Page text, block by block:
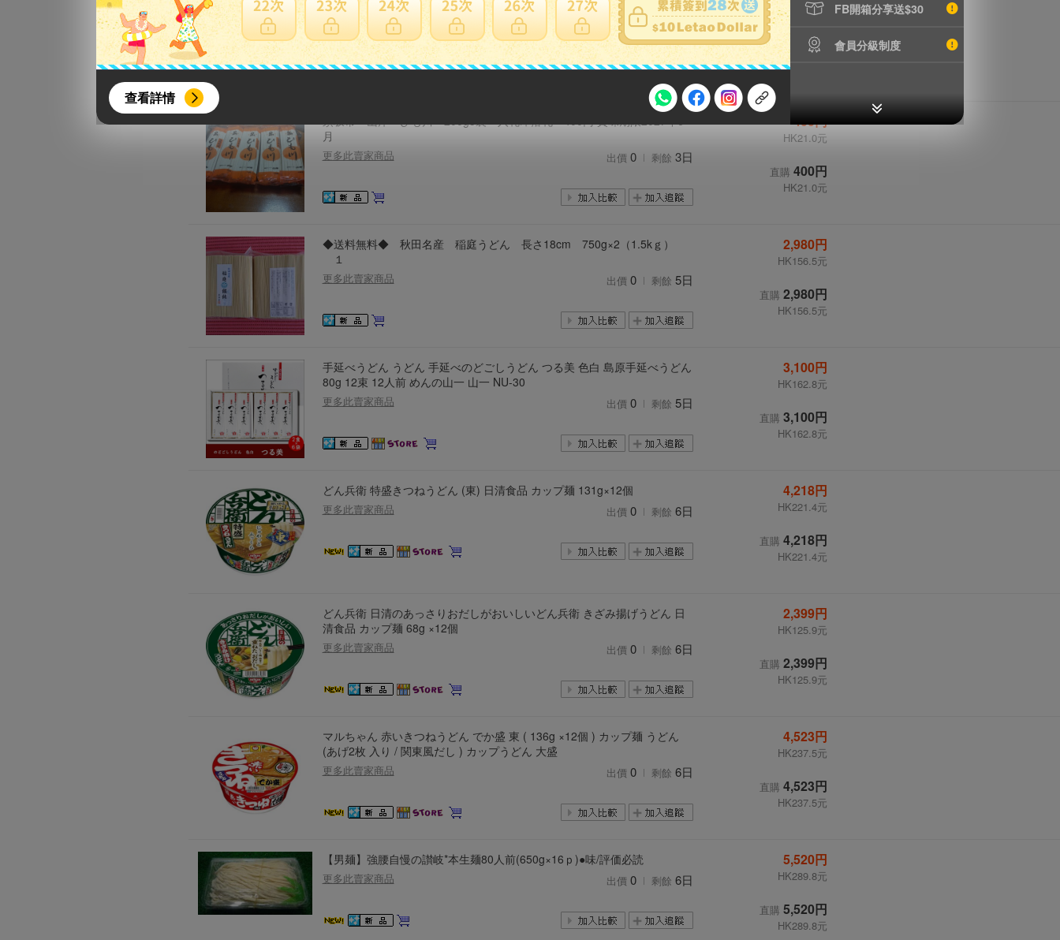
活動期間：
2026年8月1日上午00:00開始至2026年8月31日晚上23:59結束。
每人單一帳號每日只可簽到1次，逾期不得補簽。
本月每完成簽到7次
本月簽到活動最多可獲得「$40 Letao Dollar」。
會員需完成手機認證才可參加本活動，若要參加APP加碼活動，可掃瞄QRcode下載APP。
Letao Dollar使用規則：
Letao Dollar使用期限至發放後第30日之晚上23:59。
Letao Dollar可於「JDirectItems Auction」、「日本商城代購」 「第一次付款」使用，可折抵服務費與
商品金額。
Letao Dollar不可用於購買商品為「門票、優惠券、住宿券、禮券、儲值卡……等等」、48小時外付
款、類現金商品、日本寄日本之訂單。
使用Letao Dollar之委託單，如因價格不符、缺貨、非Letao因素(退貨不會歸還)退單者，退回的Letao
查看詳情
FB開箱分享送$30
會員分級制度
【男麺】強腰自慢の讃岐*本生麺80人前(650g×16ｐ)●味/評価必読
更多此賣家商品 出價 0 剩餘 1日
5,520円
HK289.8元
直購5,520円
月
更多此賣家商品 出價 0 剩餘 3日
400円
HK21.0元
直購 400円
HK21.0元
◆送料無料◆ 秋田名産 稲庭うどん 長さ18cm 750g×2（1.5kｇ）
１
更多此賣家商品 出價 0 剩餘 5日
2,980円
HK156.5元
直購 2,980円
HK156.5元
手延べうどん うどん 手延べのどごしうどん つる美 色白 島原手延べうどん
80g 12束 12人前 めんの山一 山一 NU-30
更多此賣家商品 出價 0 剩餘 5日
3,100円
HK162.8元
直購 3,100円
HK162.8元
どん兵衛 特盛きつねうどん (東) 日清食品 カップ麺 131g×12個
更多此賣家商品 出價 0 剩餘 6日
4,218円
HK221.4元
直購 4,218円
HK221.4元
どん兵衛 日清のあっさりおだしがおいしいどん兵衛 きざみ揚げうどん 日
清食品 カップ麺 68g ×12個
更多此賣家商品 出價 0 剩餘 6日
2,399円
HK125.9元
直購 2,399円
HK125.9元
マルちゃん 赤いきつねうどん でか盛 東 ( 136g ×12個 ) カップ麺 うどん
(あげ2枚 入り / 関東風だし ) カップうどん 大盛
更多此賣家商品 出價 0 剩餘 6日
4,523円
HK237.5元
直購 4,523円
HK237.5元
【男麺】強腰自慢の讃岐*本生麺80人前(650g×16ｐ)●味/評価必読
更多此賣家商品 出價 0 剩餘 6日
5,520円
HK289.8元
直購 5,520円
HK289.8元